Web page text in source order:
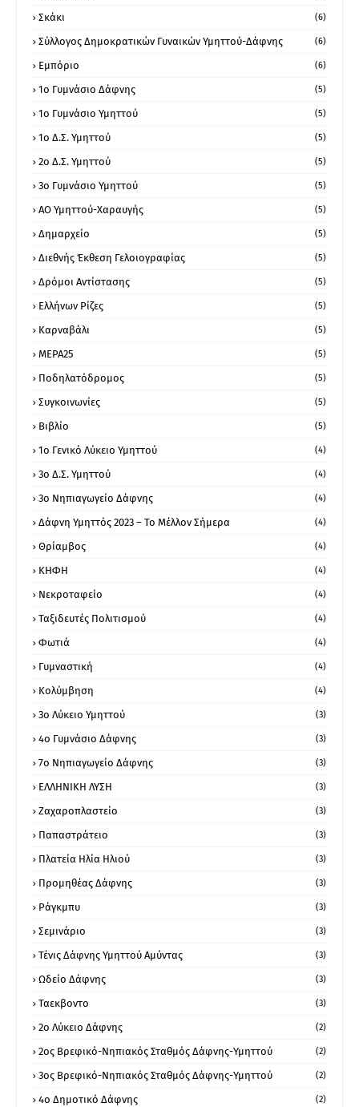
Σκάκι (6)
Σύλλογος Δημοκρατικών Γυναικών Υμηττού-Δάφνης (6)
Εμπόριο (6)
1ο Γυμνάσιο Δάφνης (5)
1ο Γυμνάσιο Υμηττού (5)
1ο Δ.Σ. Υμηττού (5)
2ο Δ.Σ. Υμηττού (5)
3ο Γυμνάσιο Υμηττού (5)
ΑΟ Υμηττού-Χαραυγής (5)
Δημαρχείο (5)
Διεθνής Έκθεση Γελοιογραφίας (5)
Δρόμοι Αντίστασης (5)
Ελλήνων Ρίζες (5)
Καρναβάλι (5)
ΜΕΡΑ25 (5)
Ποδηλατόδρομος (5)
Συγκοινωνίες (5)
Βιβλίο (5)
1ο Γενικό Λύκειο Υμηττού (4)
3ο Δ.Σ. Υμηττού (4)
3ο Νηπιαγωγείο Δάφνης (4)
Δάφνη Υμηττός 2023 – Το Μέλλον Σήμερα (4)
Θρίαμβος (4)
ΚΗΦΗ (4)
Νεκροταφείο (4)
Ταξιδευτές Πολιτισμού (4)
Φωτιά (4)
Γυμναστική (4)
Κολύμβηση (4)
3ο Λύκειο Υμηττού (3)
4ο Γυμνάσιο Δάφνης (3)
7ο Νηπιαγωγείο Δάφνης (3)
ΕΛΛΗΝΙΚΗ ΛΥΣΗ (3)
Ζαχαροπλαστείο (3)
Παπαστράτειο (3)
Πλατεία Ηλία Ηλιού (3)
Προμηθέας Δάφνης (3)
Ράγκμπυ (3)
Σεμινάριο (3)
Τένις Δάφνης Υμηττού Αμύντας (3)
Ωδείο Δάφνης (3)
Ταεκβοντο (3)
2ο Λύκειο Δάφνης (2)
2ος Βρεφικό-Νηπιακός Σταθμός Δάφνης-Υμηττού (2)
3ος Βρεφικό-Νηπιακός Σταθμός Δάφνης-Υμηττού (2)
4ο Δημοτικό Δάφνης (2)